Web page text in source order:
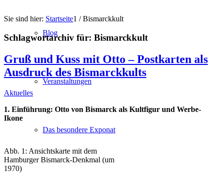
Blog
Veranstaltungen
Das besondere Exponat
Sie sind hier: Startseite1 / Bismarckkult
Schlagwortarchiv für: Bismarckkult
Gruß und Kuss mit Otto – Postkarten als
Ausdruck des Bismarckkults
Aktuelles
1. Einführung: Otto von Bismarck als Kultfigur und Werbe-
Ikone
Abb. 1: Ansichtskarte mit dem
Hamburger Bismarck-Denkmal (um
1970)